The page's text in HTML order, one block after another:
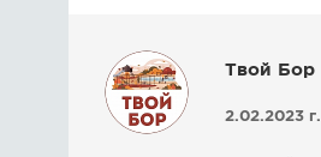
Твой Бор
2.02.2023